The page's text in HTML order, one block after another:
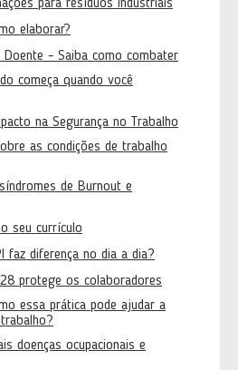
para resíduos industriais
elaborar?
Doente - Saiba como combater
começa quando você
na Segurança no Trabalho
as condições de trabalho
de Burnout e
seu currículo
faz diferença no dia a dia?
protege os colaboradores
essa prática pode ajudar a
doenças ocupacionais e